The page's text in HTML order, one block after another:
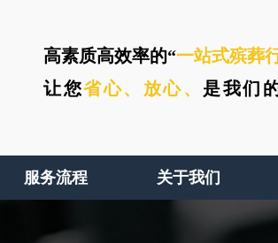
高素质高效率的“一站式殡葬
让您省心、 放心、 是我们
服务流程 关于我们